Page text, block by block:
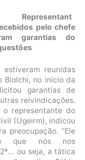
Representant
pelo chefe
garantias do
reunidas
Biolchi, no início da
garantias de
reivindicações.
o representante do
(Ugeirm), indicou
preocupação. “Ele
que nós nos
ou seja, a tática